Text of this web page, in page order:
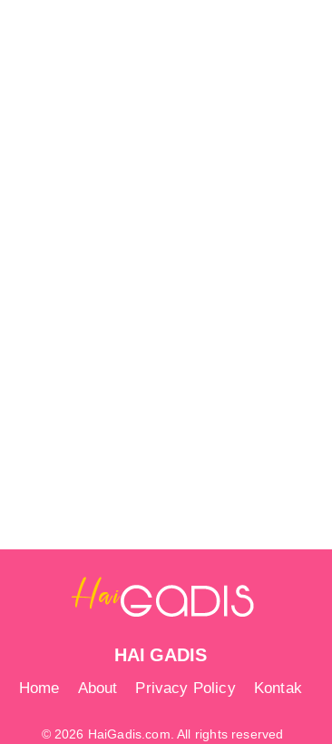
HAI GADIS
Home About Privacy Policy Kontak
© 2026 HaiGadis.com. All rights reserved